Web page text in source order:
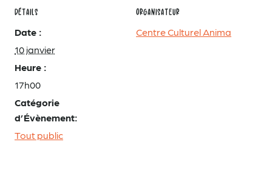
DÉTAILS
Date :
10 janvier
Heure :
17h00
Catégorie
d’Évènement:
Tout public
ORGANISATEUR
Centre Culturel Anima